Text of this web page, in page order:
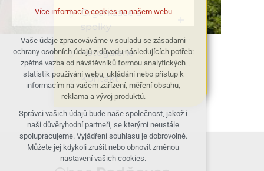
Organizace a
spolky
Fotogalerie
Kontakt
Více informací o cookies na našem webu
Vaše údaje zpracováváme v souladu se zásadami
ochrany osobních údajů z důvodu následujících potřeb:
zpětná vazba od návštěvníků formou analytických
statistik používání webu, ukládání nebo přístup k
informacím na vašem zařízení, měření obsahu,
reklama a vývoj produktů.
Správci vašich údajů bude naše společnost, jakož i
naši důvěryhodní partneři, se kterými neustále
spolupracujeme. Vyjádření souhlasu je dobrovolné.
Můžete jej kdykoli zrušit nebo obnovit změnou
nastavení vašich cookies.